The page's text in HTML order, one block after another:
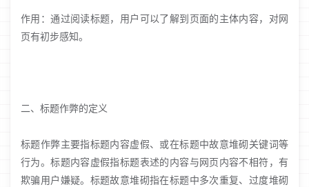
作用：通过阅读标题，用户可以了解到页面的主体内容，对网
页有初步感知。
二、标题作弊的定义
标题作弊主要指标题内容虚假、或在标题中故意堆砌关键词等
行为。标题内容虚假指标题表述的内容与网页内容不相符，有
欺骗用户嫌疑。标题故意堆砌指在标题中多次重复、过度堆砌